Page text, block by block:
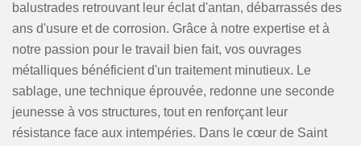
balustrades retrouvant leur éclat d'antan, débarrassés des
ans d'usure et de corrosion. Grâce à notre expertise et à
notre passion pour le travail bien fait, vos ouvrages
métalliques bénéficient d'un traitement minutieux. Le
sablage, une technique éprouvée, redonne une seconde
jeunesse à vos structures, tout en renforçant leur
résistance face aux intempéries. Dans le cœur de Saint